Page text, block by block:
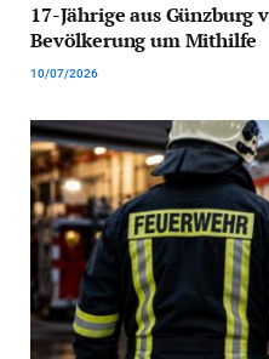
17-Jährige aus Günzburg
Bevölkerung um Mithilfe
10/07/2026